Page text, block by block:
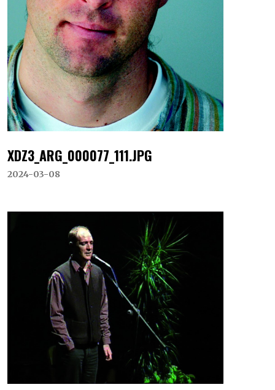
XDZ3_ARG_000077_111.JPG
2024-03-08